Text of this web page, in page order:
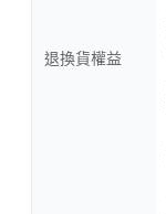
退換貨權益